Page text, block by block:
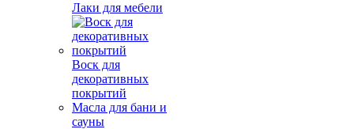
Лаки для мебели
Воск для
декоративных
покрытий
Масла для бани и
сауны